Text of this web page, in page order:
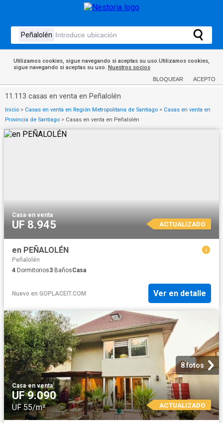
Utilizamos cookies, sigue navegando si aceptas su uso.Utilizamos cookies,
sigue navegando si aceptas su uso. Nuestros socios
BLOQUEAR ACEPTO
11.113 casas en venta en Peñalolén
Inicio > Casas en venta en Región Metropolitana de Santiago > Casas en venta en
Provincia de Santiago > Casas en venta en Peñalolén
Casa·en venta
UF 8.945 ACTUALIZADO
en PEÑALOLÉN
Peñalolén
4 Dormitorios3 BañosCasa
Nuevo en GOPLACEIT.COM Ver en detalle
8 fotos
Casa·en venta
UF 9.090
UF 55/m² ACTUALIZADO